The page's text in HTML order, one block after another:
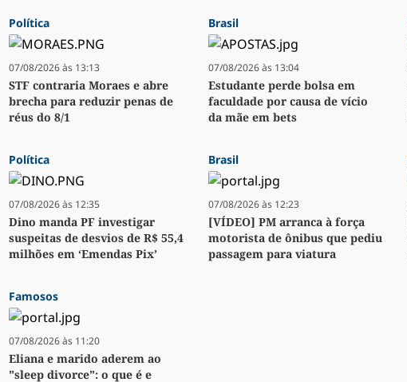
Política
07/08/2026 às 13:13
STF contraria Moraes e abre
brecha para reduzir penas de
réus do 8/1
Brasil
07/08/2026 às 13:04
Estudante perde bolsa em
faculdade por causa de vício
da mãe em bets
Política
07/08/2026 às 12:35
Dino manda PF investigar
suspeitas de desvios de R$ 55,4
milhões em ‘Emendas Pix’
Brasil
07/08/2026 às 12:23
[VÍDEO] PM arranca à força
motorista de ônibus que pediu
passagem para viatura
Famosos
07/08/2026 às 11:20
Eliana e marido aderem ao
"sleep divorce": o que é e